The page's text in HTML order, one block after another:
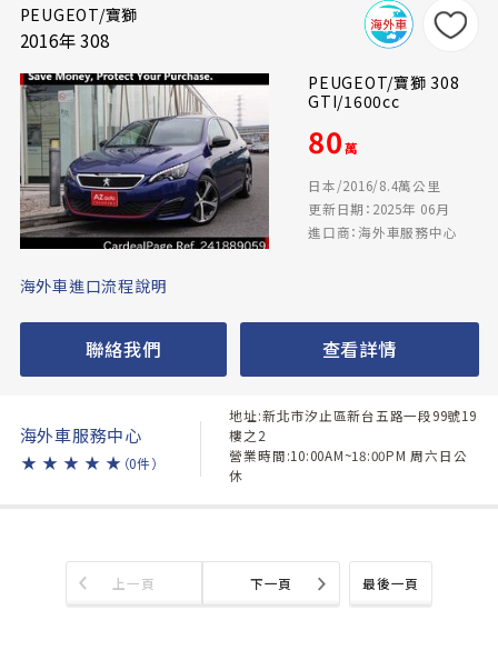
PEUGEOT/寶獅
2016年 308
PEUGEOT/寶獅 308
GTI/1600cc
80萬
日本/2016/8.4萬公里
更新日期：2025年 06月
進口商：海外車服務中心
海外車進口流程說明
聯絡我們 查看詳情
海外車服務中心
★ ★ ★ ★ ★ （0件）
地址:新北市汐止區新台五路一段99號19
樓之2
營業時間:10:00AM~18:00PM 周六日公
休
最後一頁
上一頁 下一頁